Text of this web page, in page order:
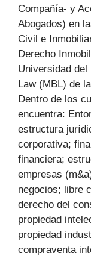
Compañía- y
Abogados) en
Civil e
Derecho
Universidad
Law (MBL) de
Dentro de los
encuentra:
estructura
corporativa;
financiera;
empresas
negocios; libre
derecho del
propiedad
propiedad
compraventa